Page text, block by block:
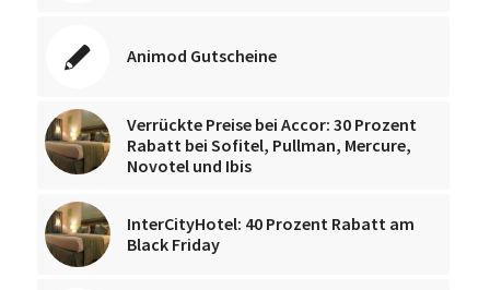
Animod Gutscheine
Verrückte Preise bei Accor: 30 Prozent
Rabatt bei Sofitel, Pullman, Mercure,
Novotel und Ibis
InterCityHotel: 40 Prozent Rabatt am
Black Friday